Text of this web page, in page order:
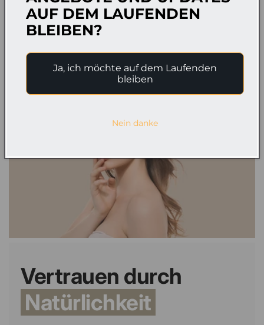
★★★★★ Garantierte Zufriedenheit
Vertrauen durch
Natürlichkeit
AUF DEM LAUFENDEN
BLEIBEN?
Ja, ich möchte auf dem Laufenden
bleiben
Nein danke